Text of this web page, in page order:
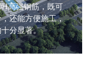
高强钢筋，既可
还能方便施工，
分显著。